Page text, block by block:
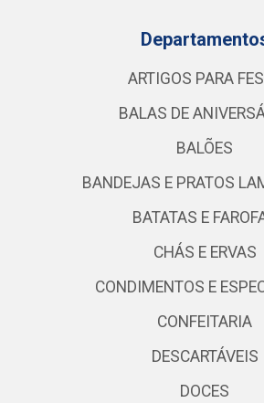
ARTIGOS PARA
BALAS DE
BALÕES
BANDEJAS E PRATOS
BATATAS E
CHÁS E ERVAS
CONDIMENTOS E
CONFEITARIA
DESCARTÁVEIS
DOCES